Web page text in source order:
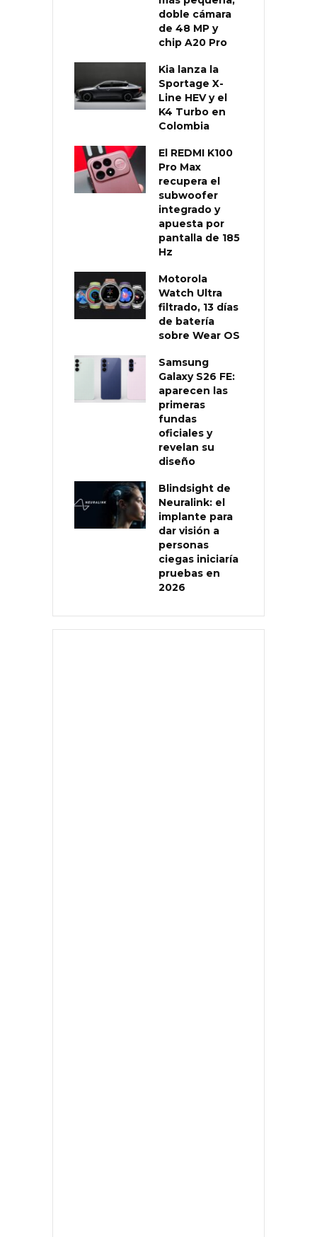
doble cámara
de 48 MP y
chip A20 Pro
Kia lanza la
Sportage X-
Line HEV y el
K4 Turbo en
Colombia
El REDMI K100
Pro Max
recupera el
subwoofer
integrado y
apuesta por
pantalla de 185
Hz
Motorola
Watch Ultra
filtrado, 13 días
de batería
sobre Wear OS
Samsung
Galaxy S26 FE:
aparecen las
primeras
fundas
oficiales y
revelan su
diseño
Blindsight de
Neuralink: el
implante para
dar visión a
personas
ciegas iniciaría
pruebas en
2026